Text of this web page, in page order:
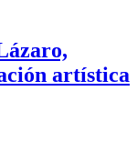
artística